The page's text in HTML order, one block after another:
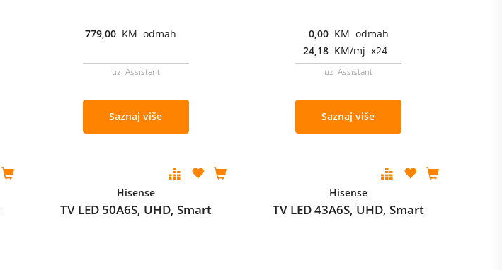
779,00 KM odmah
uz Assistant
Saznaj više
0,00 KM odmah
24,18 KM/mj x24
uz Assistant
Saznaj više
Hisense
TV LED 50A6S, UHD, Smart
Hisense
TV LED 43A6S, UHD, Smart